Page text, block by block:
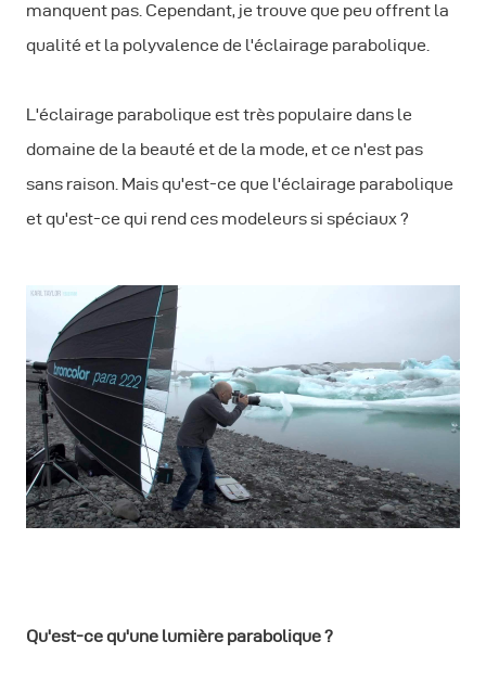
manquent pas. Cependant, je trouve que peu offrent la
qualité et la polyvalence de l'éclairage parabolique.
L'éclairage parabolique est très populaire dans le
domaine de la beauté et de la mode, et ce n'est pas
sans raison. Mais qu'est-ce que l'éclairage parabolique
et qu'est-ce qui rend ces modeleurs si spéciaux ?
Qu'est-ce qu'une lumière parabolique ?